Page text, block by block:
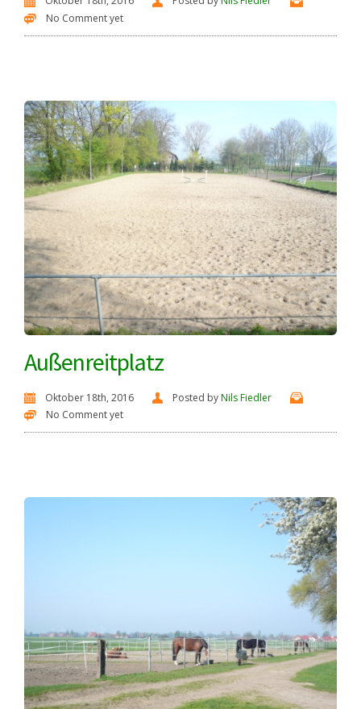
No Comment yet
Außenreitplatz
Oktober 18th, 2016 Posted byNils Fiedler
No Comment yet